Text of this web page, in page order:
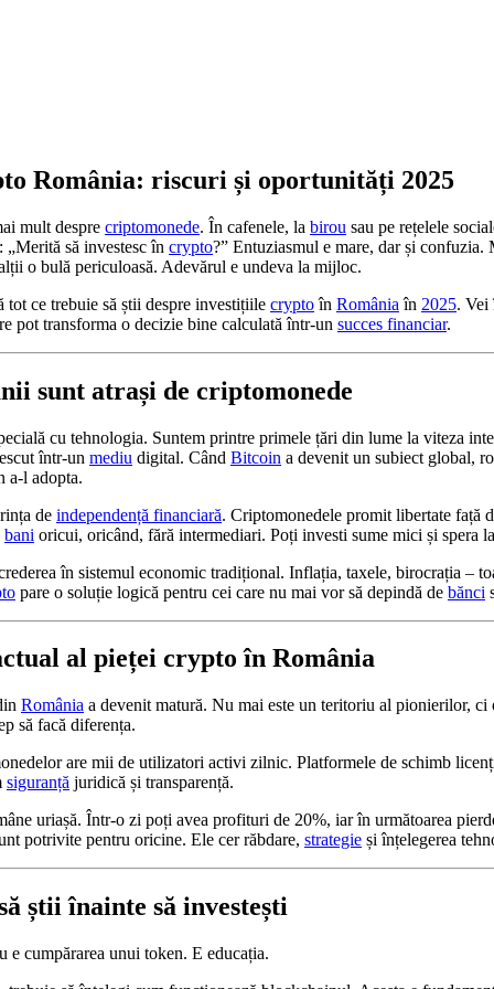
România: riscuri și oportunități 2025
mult despre criptomonede. În cafenele, la birou sau pe rețelele
să investesc în crypto?” Entuziasmul e mare, dar și
o bulă periculoasă. Adevărul e undeva la mijloc.
ce trebuie să știi despre investițiile cryptoîn România în 2025. Vei
pot transforma o decizie bine calculată într-un succes financiar.
sunt atrași de criptomonede
cu tehnologia. Suntem printre primele țări din lume la viteza
într-un mediu digital. Când Bitcoin a devenit un subiect global,
a-l adopta.
de independență financiară. Criptomonedele promit libertate față
bani oricui, oricând, fără intermediari. Poți investi sume mici și spera
în sistemul economic tradițional. Inflația, taxele, birocrația –
pare o soluție logică pentru cei care nu mai vor să depindă de bănci
al pieței crypto în România
România a devenit matură. Nu mai este un teritoriu al pionierilor, ci
să facă diferența.
are mii de utilizatori activi zilnic. Platformele de schimb
siguranță juridică și transparență.
uriașă. Într-o zi poți avea profituri de 20%, iar în următoarea
potrivite pentru oricine. Ele cer răbdare, strategie și înțelegerea
știi înainte să investești
e cumpărarea unui token. E educația.